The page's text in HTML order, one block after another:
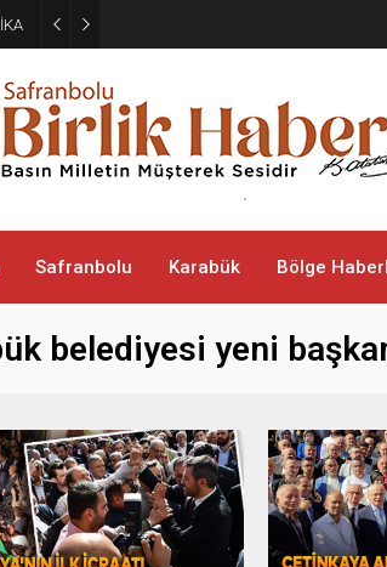
Safranbolu Karabük Bölge
belediyesi yeni